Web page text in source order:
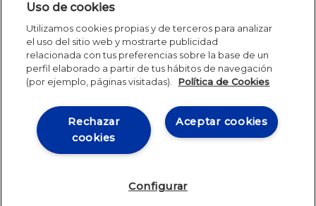
Uso de cookies
Utilizamos cookies propias y de terceros para analizar
el uso del sitio web y mostrarte publicidad
relacionada con tus preferencias sobre la base de un
perfil elaborado a partir de tus hábitos de navegación
(por ejemplo, páginas visitadas).
Política de Cookies
Aceptar cookies
Rechazar
cookies
Configurar